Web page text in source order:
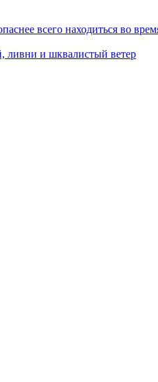
всего находиться во
ливни и шквалистый ветер